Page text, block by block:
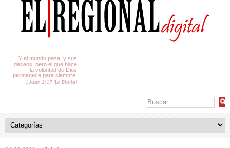
Y el mundo pasa, y sus
deseos; pero el que hace
la voluntad de Dios
permanece para siempre.
1 Juan 2:17 (La Biblia)